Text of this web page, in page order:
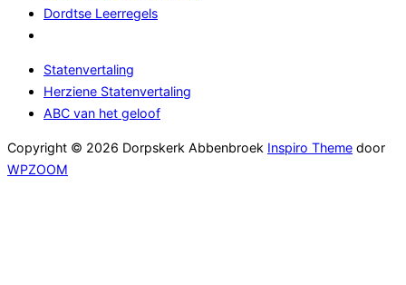
Dordtse Leerregels
Statenvertaling
Herziene Statenvertaling
ABC van het geloof
Copyright © 2026 Dorpskerk Abbenbroek Inspiro Theme door
WPZOOM